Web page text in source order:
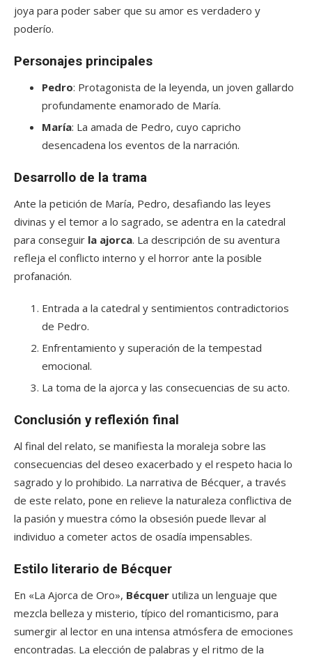
joya para poder saber que su amor es verdadero y
poderío.
Personajes principales
Pedro: Protagonista de la leyenda, un joven gallardo
profundamente enamorado de María.
María: La amada de Pedro, cuyo capricho
desencadena los eventos de la narración.
Desarrollo de la trama
Ante la petición de María, Pedro, desafiando las leyes
divinas y el temor a lo sagrado, se adentra en la catedral
para conseguir la ajorca. La descripción de su aventura
refleja el conflicto interno y el horror ante la posible
profanación.
Entrada a la catedral y sentimientos contradictorios
de Pedro.
Enfrentamiento y superación de la tempestad
emocional.
La toma de la ajorca y las consecuencias de su acto.
Conclusión y reflexión final
Al final del relato, se manifiesta la moraleja sobre las
consecuencias del deseo exacerbado y el respeto hacia lo
sagrado y lo prohibido. La narrativa de Bécquer, a través
de este relato, pone en relieve la naturaleza conflictiva de
la pasión y muestra cómo la obsesión puede llevar al
individuo a cometer actos de osadía impensables.
Estilo literario de Bécquer
En «La Ajorca de Oro», Bécquer utiliza un lenguaje que
mezcla belleza y misterio, típico del romanticismo, para
sumergir al lector en una intensa atmósfera de emociones
encontradas. La elección de palabras y el ritmo de la